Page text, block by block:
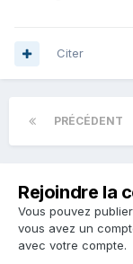
Citer
PRÉCÉDENT
Rejoindre la
Vous pouvez
vous avez un
avec votre compte.